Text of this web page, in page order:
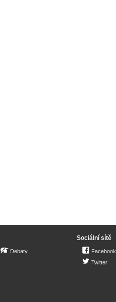
Debaty
Sociální sítě
Facebook
Twitter